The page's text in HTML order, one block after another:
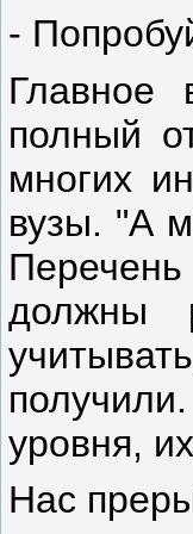
-
Главное
полный
многих
вузы. "А
должны
уровня,
Нас